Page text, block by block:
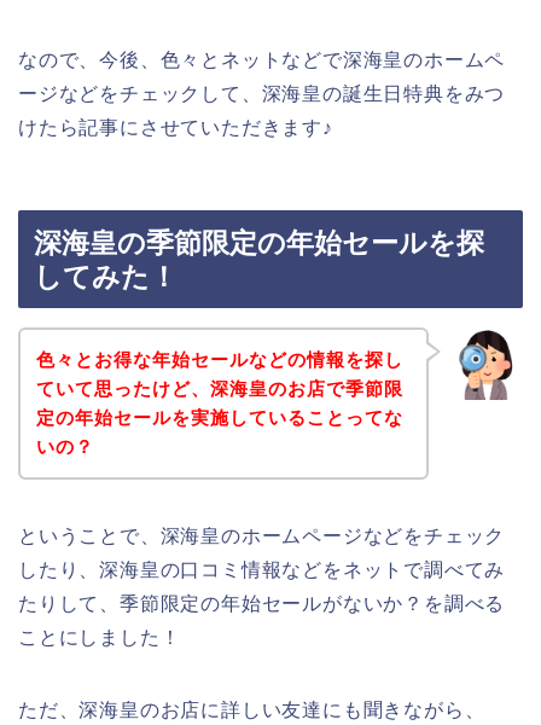
なので、今後、色々とネットなどで深海皇のホームペ
ージなどをチェックして、深海皇の誕生日特典をみつ
けたら記事にさせていただきます♪
深海皇の季節限定の年始セールを探
してみた！
色々とお得な年始セールなどの情報を探し
ていて思ったけど、深海皇のお店で季節限
定の年始セールを実施していることってな
いの？
ということで、深海皇のホームページなどをチェック
したり、深海皇の口コミ情報などをネットで調べてみ
たりして、季節限定の年始セールがないか？を調べる
ことにしました！
ただ、深海皇のお店に詳しい友達にも聞きながら、